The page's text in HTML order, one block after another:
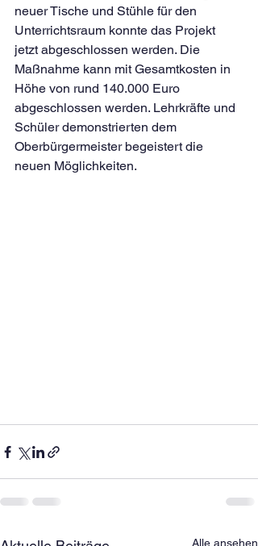
neuer Tische und Stühle für den
Unterrichtsraum konnte das Projekt
jetzt abgeschlossen werden. Die
Maßnahme kann mit Gesamtkosten in
Höhe von rund 140.000 Euro
abgeschlossen werden. Lehrkräfte und
Schüler demonstrierten dem
Oberbürgermeister begeistert die
neuen Möglichkeiten.
Alle ansehen